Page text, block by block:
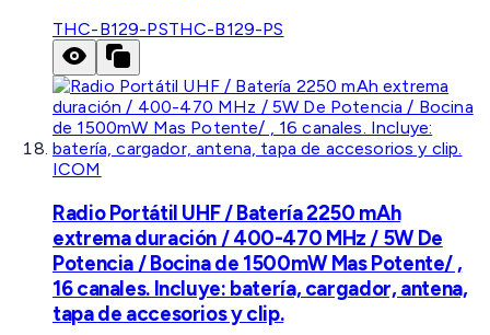
THC-B129-PSTHC-B129-PS
ICOM
Radio Portátil UHF / Batería 2250 mAh
extrema duración / 400-470 MHz / 5W De
Potencia / Bocina de 1500mW Mas Potente/ ,
16 canales. Incluye: batería, cargador, antena,
tapa de accesorios y clip.